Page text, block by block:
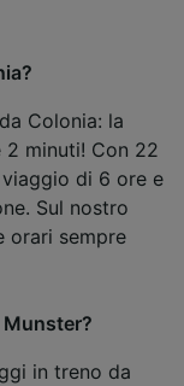
Colonia: la
minuti! Con 22
di 6 ore e
Sul nostro
orari sempre
in treno da